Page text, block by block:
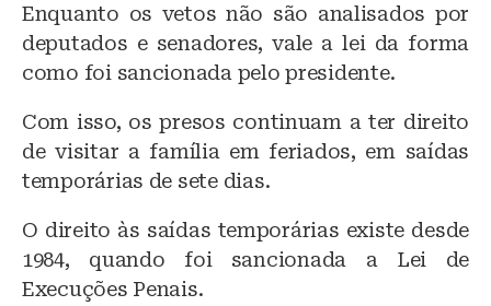
Enquanto os vetos não são analisados por
deputados e senadores, vale a lei da forma
como foi sancionada pelo presidente.
Com isso, os presos continuam a ter direito
de visitar a família em feriados, em saídas
temporárias de sete dias.
O direito às saídas temporárias existe desde
1984, quando foi sancionada a Lei de
Execuções Penais.